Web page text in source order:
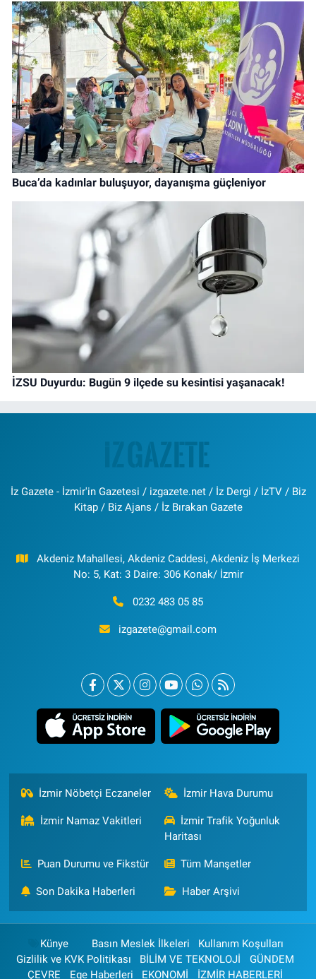
Buca’da kadınlar buluşuyor, dayanışma güçleniyor
İZSU Duyurdu: Bugün 9 ilçede su kesintisi yaşanacak!
İz Gazete - İzmir'in Gazetesi / izgazete.net / İz Dergi / İzTV / Biz
Kitap / Biz Ajans / İz Bırakan Gazete
Akdeniz Mahallesi, Akdeniz Caddesi, Akdeniz İş Merkezi
No: 5, Kat: 3 Daire: 306 Konak/ İzmir
0232 483 05 85
izgazete@gmail.com
İzmir Nöbetçi Eczaneler İzmir Hava Durumu
İzmir Namaz Vakitleri
İzmir Trafik Yoğunluk
Haritası
Puan Durumu ve Fikstür Tüm Manşetler
Son Dakika Haberleri Haber Arşivi
Künye Basın Meslek İlkeleri
Kullanım Koşulları
Gizlilik ve KVK Politikası
BİLİM VE TEKNOLOJİ
GÜNDEM
ÇEVRE
Ege Haberleri EKONOMİ İZMİR HABERLERİ